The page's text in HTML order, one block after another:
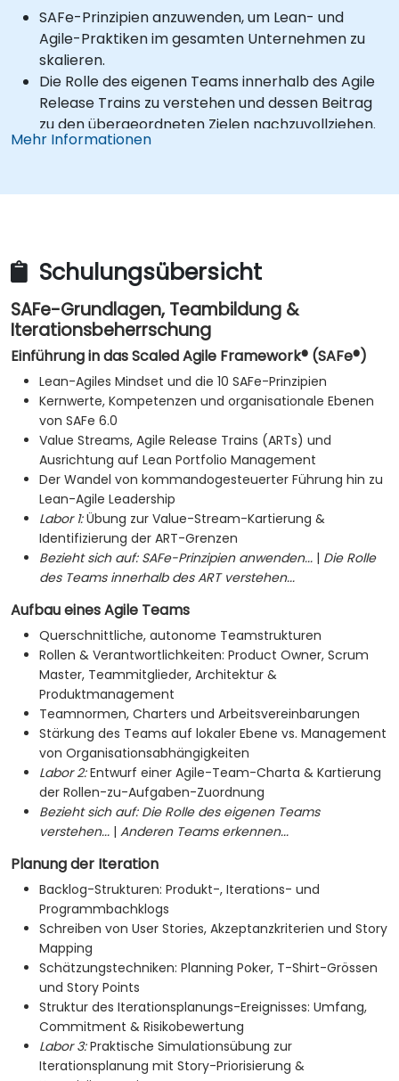
SAFe-Prinzipien anzuwenden, um Lean- und
Agile-Praktiken im gesamten Unternehmen zu
skalieren.
Die Rolle des eigenen Teams innerhalb des Agile
Release Trains zu verstehen und dessen Beitrag
zu den übergeordneten Zielen nachzuvollziehen.
Anderen Teams innerhalb des Trains sowie deren
teilzunehmen und dazu beizutragen.
Release Trains zu kooperieren und zu integrieren.
Mehr Informationen
Schulungsübersicht
SAFe-Grundlagen, Teambildung &
Iterationsbeherrschung
Einführung in das Scaled Agile Framework® (SAFe®)
Lean-Agiles Mindset und die 10 SAFe-Prinzipien
Kernwerte, Kompetenzen und organisationale Ebenen
von SAFe 6.0
Value Streams, Agile Release Trains (ARTs) und
Ausrichtung auf Lean Portfolio Management
Der Wandel von kommandogesteuerter Führung hin zu
Lean-Agile Leadership
Labor 1:Übung zur Value-Stream-Kartierung &
Identifizierung der ART-Grenzen
Bezieht sich auf: SAFe-Prinzipien anwenden... | Die Rolle
des Teams innerhalb des ART verstehen...
Aufbau eines Agile Teams
Querschnittliche, autonome Teamstrukturen
Rollen & Verantwortlichkeiten: Product Owner, Scrum
Master, Teammitglieder, Architektur &
Produktmanagement
Teamnormen, Charters und Arbeitsvereinbarungen
Stärkung des Teams auf lokaler Ebene vs. Management
von Organisationsabhängigkeiten
Labor 2:Entwurf einer Agile-Team-Charta & Kartierung
der Rollen-zu-Aufgaben-Zuordnung
Bezieht sich auf: Die Rolle des eigenen Teams
verstehen... | Anderen Teams erkennen...
Planung der Iteration
Backlog-Strukturen: Produkt-, Iterations- und
Programmbachklogs
Schreiben von User Stories, Akzeptanzkriterien und Story
Mapping
Schätzungstechniken: Planning Poker, T-Shirt-Grössen
und Story Points
Struktur des Iterationsplanungs-Ereignisses: Umfang,
Commitment & Risikobewertung
Labor 3:Praktische Simulationsübung zur
Iterationsplanung mit Story-Priorisierung &